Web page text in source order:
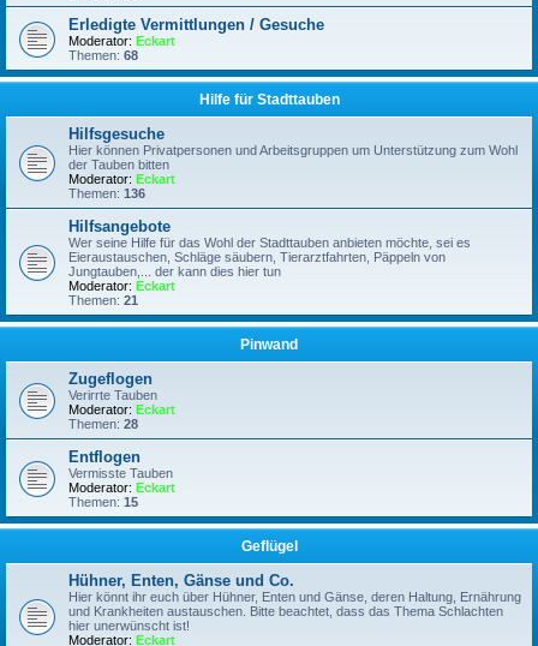
Erledigte Vermittlungen / Gesuche
Moderator: Eckart
Themen: 68
Hilfe für Stadttauben
Hilfsgesuche
Hier können Privatpersonen und Arbeitsgruppen um Unterstützung zum Wohl
der Tauben bitten
Moderator: Eckart
Themen: 136
Hilfsangebote
Wer seine Hilfe für das Wohl der Stadttauben anbieten möchte, sei es
Eieraustauschen, Schläge säubern, Tierarztfahrten, Päppeln von
Jungtauben,... der kann dies hier tun
Moderator: Eckart
Themen: 21
Pinwand
Zugeflogen
Verirrte Tauben
Moderator: Eckart
Themen: 28
Entflogen
Vermisste Tauben
Moderator: Eckart
Themen: 15
Geflügel
Hühner, Enten, Gänse und Co.
Hier könnt ihr euch über Hühner, Enten und Gänse, deren Haltung, Ernährung
und Krankheiten austauschen. Bitte beachtet, dass das Thema Schlachten
hier unerwünscht ist!
Moderator: Eckart